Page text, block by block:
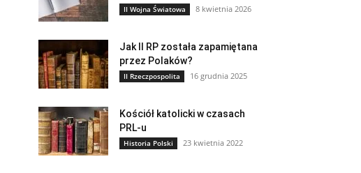
II Wojna Światowa 8 kwietnia 2026
Jak II RP została zapamiętana
przez Polaków?
II Rzeczpospolita 16 grudnia 2025
Kościół katolicki w czasach
PRL-u
Historia Polski 23 kwietnia 2022